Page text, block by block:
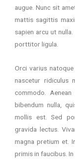
augue. Nunc sit
mattis sagittis
sapien arcu ut
porttitor ligula.
Orci varius
nascetur ridiculus
commodo.
bibendum nulla,
mollis est. Sed
gravida lectus.
magna pretium et.
primis in faucibus.